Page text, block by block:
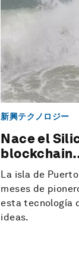
新興テクノロジー
Nace el
La isla de
meses de
esta tecnología
ideas.